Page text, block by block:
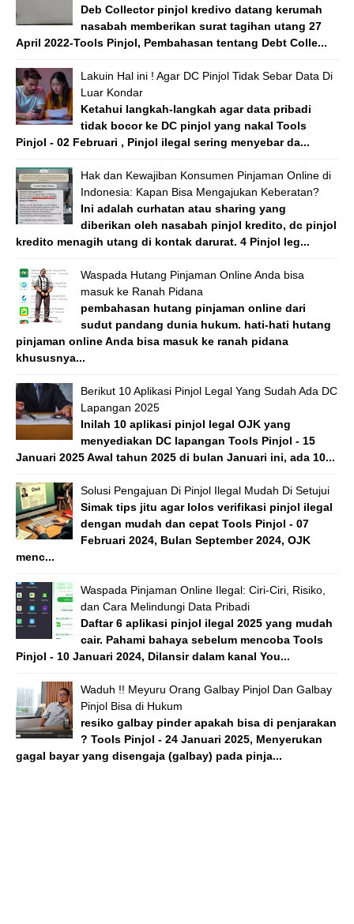
Deb Collector pinjol kredivo datang kerumah
nasabah memberikan surat tagihan utang 27
April 2022-Tools Pinjol, Pembahasan tentang Debt Colle...
Lakuin Hal ini ! Agar DC Pinjol Tidak Sebar Data Di
Luar Kondar
Ketahui langkah-langkah agar data pribadi
tidak bocor ke DC pinjol yang nakal Tools
Pinjol - 02 Februari , Pinjol ilegal sering menyebar da...
Hak dan Kewajiban Konsumen Pinjaman Online di
Indonesia: Kapan Bisa Mengajukan Keberatan?
Ini adalah curhatan atau sharing yang
diberikan oleh nasabah pinjol kredito, dc pinjol
kredito menagih utang di kontak darurat. 4 Pinjol leg...
Waspada Hutang Pinjaman Online Anda bisa
masuk ke Ranah Pidana
pembahasan hutang pinjaman online dari
sudut pandang dunia hukum. hati-hati hutang
pinjaman online Anda bisa masuk ke ranah pidana
khususnya...
Berikut 10 Aplikasi Pinjol Legal Yang Sudah Ada DC
Lapangan 2025
Inilah 10 aplikasi pinjol legal OJK yang
menyediakan DC lapangan Tools Pinjol - 15
Januari 2025 Awal tahun 2025 di bulan Januari ini, ada 10...
Solusi Pengajuan Di Pinjol Ilegal Mudah Di Setujui
Simak tips jitu agar lolos verifikasi pinjol ilegal
dengan mudah dan cepat Tools Pinjol - 07
Februari 2024, Bulan September 2024, OJK
menc...
Waspada Pinjaman Online Ilegal: Ciri-Ciri, Risiko,
dan Cara Melindungi Data Pribadi
Daftar 6 aplikasi pinjol ilegal 2025 yang mudah
cair. Pahami bahaya sebelum mencoba Tools
Pinjol - 10 Januari 2024, Dilansir dalam kanal You...
Waduh !! Meyuru Orang Galbay Pinjol Dan Galbay
Pinjol Bisa di Hukum
resiko galbay pinder apakah bisa di penjarakan
? Tools Pinjol - 24 Januari 2025, Menyerukan
gagal bayar yang disengaja (galbay) pada pinja...